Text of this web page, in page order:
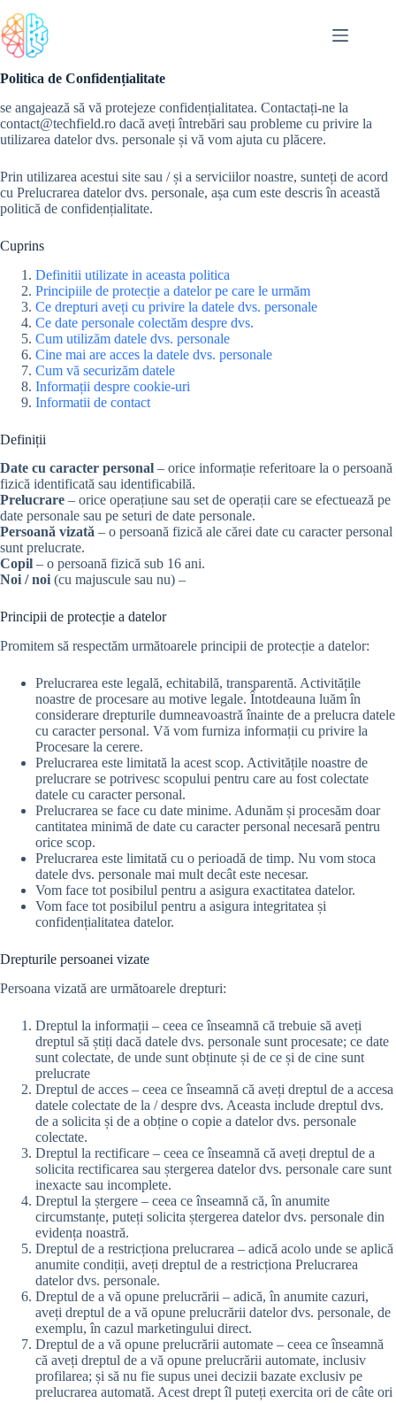
la
conținut
Politica de Confidențialitate
se angajează să vă protejeze confidențialitatea. Contactați-ne la
contact@techfield.ro dacă aveți întrebări sau probleme cu privire la
utilizarea datelor dvs. personale și vă vom ajuta cu plăcere.
Prin utilizarea acestui site sau / și a serviciilor noastre, sunteți de acord
cu Prelucrarea datelor dvs. personale, așa cum este descris în această
politică de confidențialitate.
Cuprins
Definitii utilizate in aceasta politica
Principiile de protecție a datelor pe care le urmăm
Ce drepturi aveți cu privire la datele dvs. personale
Ce date personale colectăm despre dvs.
Cum utilizăm datele dvs. personale
Cine mai are acces la datele dvs. personale
Cum vă securizăm datele
Informații despre cookie-uri
Informatii de contact
Definiții
Date cu caracter personal – orice informație referitoare la o persoană
fizică identificată sau identificabilă.
Prelucrare – orice operațiune sau set de operații care se efectuează pe
date personale sau pe seturi de date personale.
Persoană vizată – o persoană fizică ale cărei date cu caracter personal
sunt prelucrate.
Copil – o persoană fizică sub 16 ani.
Noi / noi (cu majuscule sau nu) –
Principii de protecție a datelor
Promitem să respectăm următoarele principii de protecție a datelor:
Prelucrarea este legală, echitabilă, transparentă. Activitățile
noastre de procesare au motive legale. Întotdeauna luăm în
considerare drepturile dumneavoastră înainte de a prelucra datele
cu caracter personal. Vă vom furniza informații cu privire la
Procesare la cerere.
Prelucrarea este limitată la acest scop. Activitățile noastre de
prelucrare se potrivesc scopului pentru care au fost colectate
datele cu caracter personal.
Prelucrarea se face cu date minime. Adunăm și procesăm doar
cantitatea minimă de date cu caracter personal necesară pentru
orice scop.
Prelucrarea este limitată cu o perioadă de timp. Nu vom stoca
datele dvs. personale mai mult decât este necesar.
Vom face tot posibilul pentru a asigura exactitatea datelor.
Vom face tot posibilul pentru a asigura integritatea și
confidențialitatea datelor.
Drepturile persoanei vizate
Persoana vizată are următoarele drepturi:
Dreptul la informații – ceea ce înseamnă că trebuie să aveți
dreptul să știți dacă datele dvs. personale sunt procesate; ce date
sunt colectate, de unde sunt obținute și de ce și de cine sunt
prelucrate
Dreptul de acces – ceea ce înseamnă că aveți dreptul de a accesa
datele colectate de la / despre dvs. Aceasta include dreptul dvs.
de a solicita și de a obține o copie a datelor dvs. personale
colectate.
Dreptul la rectificare – ceea ce înseamnă că aveți dreptul de a
solicita rectificarea sau ștergerea datelor dvs. personale care sunt
inexacte sau incomplete.
Dreptul la ștergere – ceea ce înseamnă că, în anumite
circumstanțe, puteți solicita ștergerea datelor dvs. personale din
evidența noastră.
Dreptul de a restricționa prelucrarea – adică acolo unde se aplică
anumite condiții, aveți dreptul de a restricționa Prelucrarea
datelor dvs. personale.
Dreptul de a vă opune prelucrării – adică, în anumite cazuri,
aveți dreptul de a vă opune prelucrării datelor dvs. personale, de
exemplu, în cazul marketingului direct.
Dreptul de a vă opune prelucrării automate – ceea ce înseamnă
că aveți dreptul de a vă opune prelucrării automate, inclusiv
profilarea; și să nu fie supus unei decizii bazate exclusiv pe
prelucrarea automată. Acest drept îl puteți exercita ori de câte ori